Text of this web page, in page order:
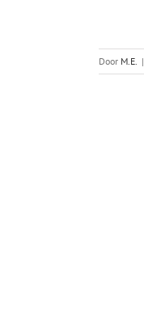
Door M.E. |